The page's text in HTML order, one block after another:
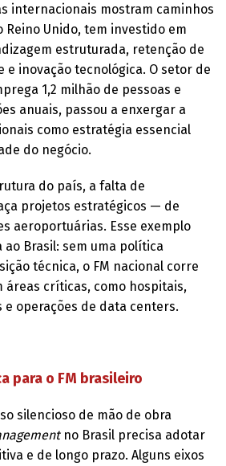
internacionais mostram caminhos
Reino Unido, tem investido em
estruturada, retenção de
inovação tecnológica. O setor de
1,2 milhão de pessoas e
anuais, passou a enxergar a
como estratégia essencial
do negócio.
do país, a falta de
projetos estratégicos — de
aeroportuárias. Esse exemplo
Brasil: sem uma política
técnica, o FM nacional corre
áreas críticas, como hospitais,
operações de data centers.
para o FM brasileiro
silencioso de mão de obra
no Brasil precisa adotar
e de longo prazo. Alguns eixos